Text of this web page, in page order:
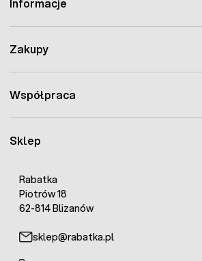
Sklep
Rabatka
Piotrów 18
62-814 Blizanów
sklep@rabatka.pl
Informacje
Zakupy
Współpraca